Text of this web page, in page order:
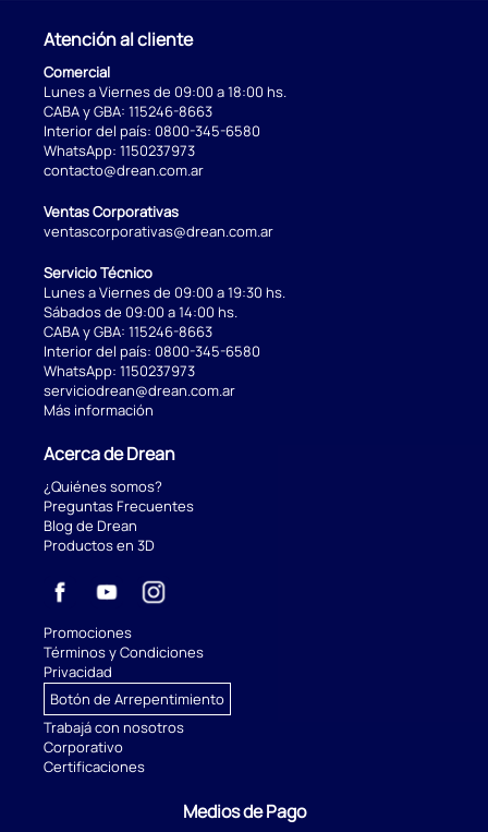
Atención al cliente
Comercial
Lunes a Viernes de 09:00 a 18:00 hs.
CABA y GBA: 115246-8663
Interior del país: 0800-345-6580
WhatsApp: 1150237973
contacto@drean.com.ar
Ventas Corporativas
ventascorporativas@drean.com.ar
Servicio Técnico
Lunes a Viernes de 09:00 a 19:30 hs.
Sábados de 09:00 a 14:00 hs.
CABA y GBA: 115246-8663
Interior del país: 0800-345-6580
WhatsApp: 1150237973
serviciodrean@drean.com.ar
Más información
Acerca de Drean
¿Quiénes somos?
Preguntas Frecuentes
Blog de Drean
Productos en 3D
Promociones
Términos y Condiciones
Privacidad
Botón de Arrepentimiento
Trabajá con nosotros
Corporativo
Certificaciones
Medios de Pago